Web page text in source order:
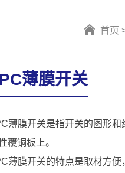
首页
薄膜开关
薄膜开关是指开关的图形和
覆铜板上。
薄膜开关的特点是取材方便